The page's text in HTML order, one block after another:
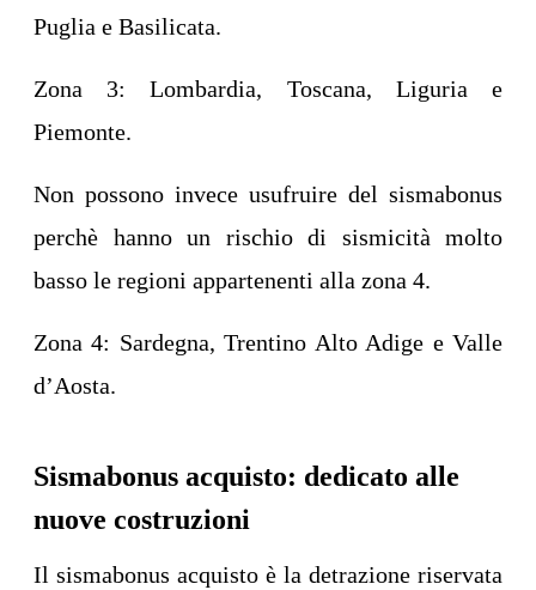
Puglia e Basilicata.
Zona 3: Lombardia, Toscana, Liguria e
Piemonte.
Non possono invece usufruire del sismabonus
perchè hanno un rischio di sismicità molto
basso le regioni appartenenti alla zona 4.
Zona 4: Sardegna, Trentino Alto Adige e Valle
d’Aosta.
Sismabonus acquisto: dedicato alle
nuove costruzioni
Il sismabonus acquisto è la detrazione riservata